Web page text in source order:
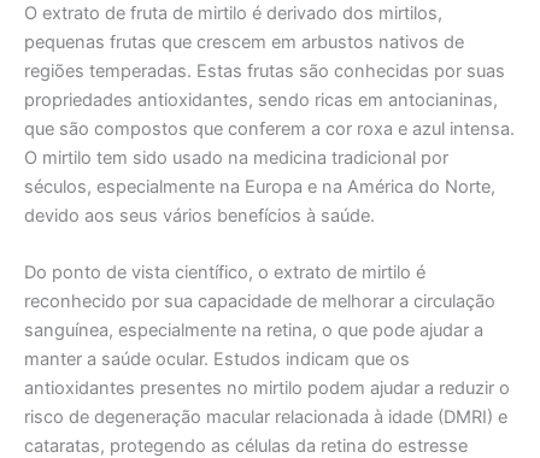
O extrato de fruta de mirtilo é derivado dos mirtilos,
pequenas frutas que crescem em arbustos nativos de
regiões temperadas. Estas frutas são conhecidas por suas
propriedades antioxidantes, sendo ricas em antocianinas,
que são compostos que conferem a cor roxa e azul intensa.
O mirtilo tem sido usado na medicina tradicional por
séculos, especialmente na Europa e na América do Norte,
devido aos seus vários benefícios à saúde.
Do ponto de vista científico, o extrato de mirtilo é
reconhecido por sua capacidade de melhorar a circulação
sanguínea, especialmente na retina, o que pode ajudar a
manter a saúde ocular. Estudos indicam que os
antioxidantes presentes no mirtilo podem ajudar a reduzir o
risco de degeneração macular relacionada à idade (DMRI) e
cataratas, protegendo as células da retina do estresse